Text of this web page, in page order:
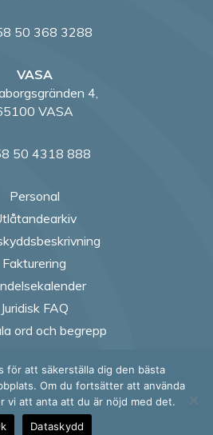
50 368 3288
VASA
4,
VASA
50 4318 888
Personal
Fakturering
Juridisk FAQ
ord och begrepp
us on
Follow us on
Follow
för att säkerställa dig den bästa
Om du fortsätter att använda
vi att anta att du är nöjd med det.
Dataskydd